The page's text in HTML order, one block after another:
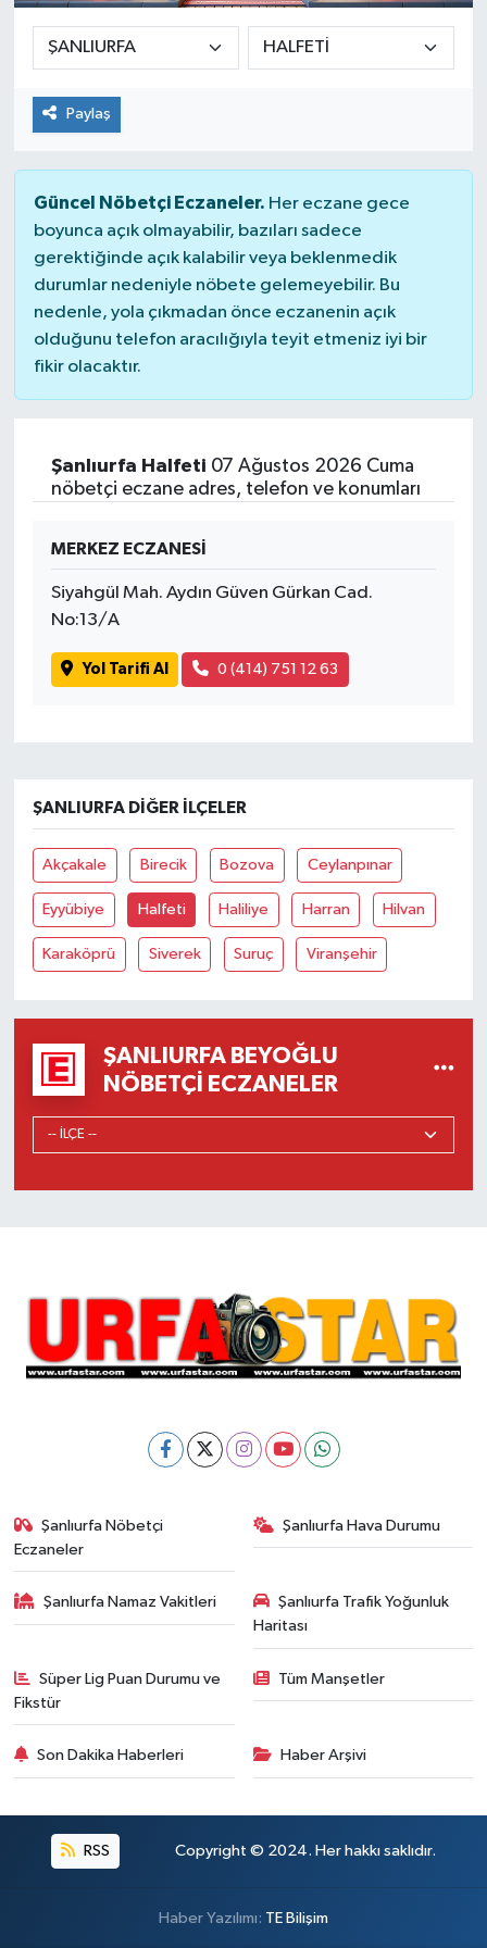
Paylaş
Güncel Nöbetçi Eczaneler. Her eczane gece
boyunca açık olmayabilir, bazıları sadece
gerektiğinde açık kalabilir veya beklenmedik
durumlar nedeniyle nöbete gelemeyebilir. Bu
nedenle, yola çıkmadan önce eczanenin açık
olduğunu telefon aracılığıyla teyit etmeniz iyi bir
fikir olacaktır.
Şanlıurfa Halfeti 07 Ağustos 2026 Cuma
nöbetçi eczane adres, telefon ve konumları
MERKEZ ECZANESİ
Siyahgül Mah. Aydın Güven Gürkan Cad.
No:13/A
Yol Tarifi Al 0 (414) 751 12 63
ŞANLIURFA DIĞER İLÇELER
Akçakale Birecik Bozova Ceylanpınar
Eyyübiye Halfeti Haliliye Harran Hilvan
Karaköprü Siverek Suruç Viranşehir
ŞANLIURFA BEYOĞLU
NÖBETÇI ECZANELER
Şanlıurfa Nöbetçi
Eczaneler
Şanlıurfa Hava Durumu
Şanlıurfa Namaz Vakitleri
Şanlıurfa Trafik Yoğunluk
Haritası
Süper Lig Puan Durumu ve
Fikstür
Tüm Manşetler
Son Dakika Haberleri Haber Arşivi
RSS Copyright © 2024. Her hakkı saklıdır.
Haber Yazılımı: TE Bilişim